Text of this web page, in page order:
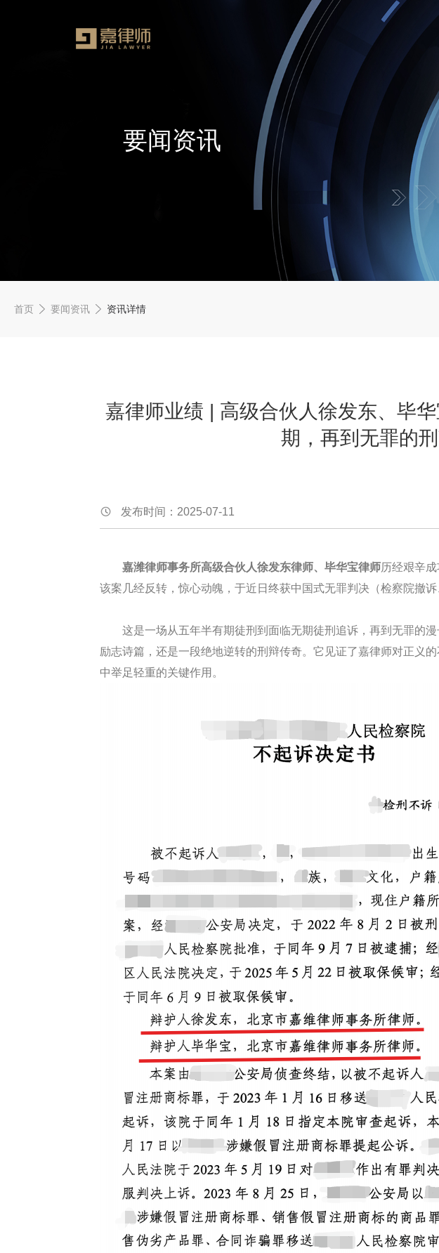
要闻资讯
首页 要闻资讯 资讯详情
嘉律师业绩 | 高级合伙人徐发东、毕
期，再到无罪的
发布时间：2025-07-11
嘉潍律师事务所高级合伙人徐发东律师、毕华宝律师历经艰辛
该案几经反转，惊心动魄，于近日终获中国式无罪判决（检察院撤诉
这是一场从五年半有期徒刑到面临无期徒刑追诉，再到无罪的
励志诗篇，还是一段绝地逆转的刑辩传奇。它见证了嘉律师对正义
中举足轻重的关键作用。